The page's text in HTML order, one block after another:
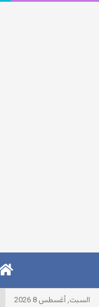
السبت, أغسطس 8 2026